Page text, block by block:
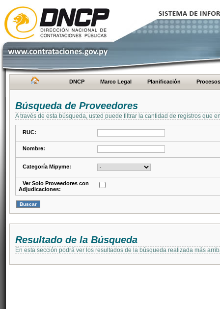
DNCP Marco Legal Planificación Procesos
Búsqueda de Proveedores
A través de esta búsqueda, usted puede filtrar la cantidad de registros que
RUC:
Nombre:
Categoría Mipyme:
Ver Solo Proveedores con
Adjudicaciones:
Resultado de la Búsqueda
En esta sección podrá ver los resultados de la búsqueda realizada más